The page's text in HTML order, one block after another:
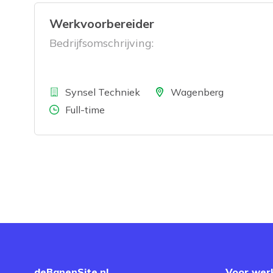
Werkvoorbereider
Bedrijfsomschrijving:
BedrijfSynsel Techniek LocatieWagenberg
Aantal uren
Full-time